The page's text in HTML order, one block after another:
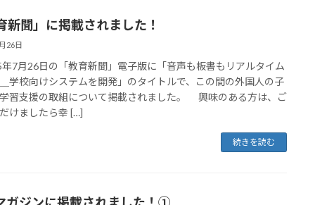
新聞」に掲載されました！
26日
月26日の「教育新聞」電子版に「音声も板書もリアルタイム
学校向けシステムを開発」のタイトルで、この間の外国人の子
習支援の取組について掲載されました。 興味のある方は、ご
けましたら幸 […]
続きを読む